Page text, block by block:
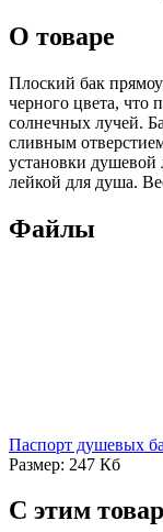
О товаре
Плоский бак
черного цвета, что
солнечных лучей.
сливным
установки душевой
лейкой для душа.
Файлы
Паспорт душевых
Размер: 247 Кб
С этим